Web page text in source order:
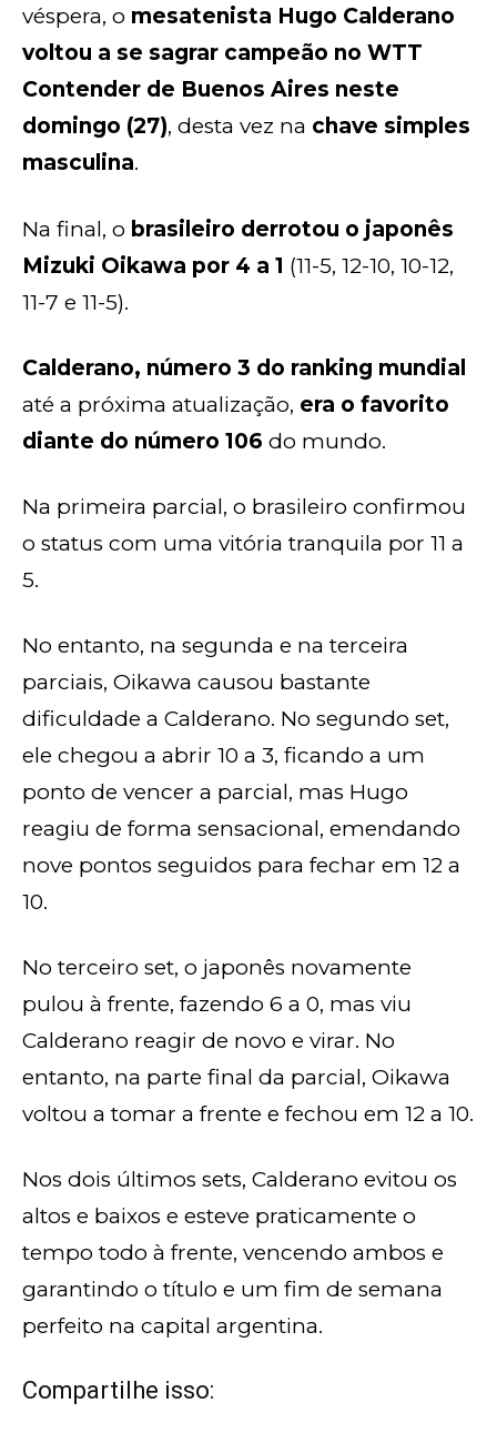
véspera, o mesatenista Hugo Calderano
voltou a se sagrar campeão no WTT
Contender de Buenos Aires neste
domingo (27), desta vez na chave simples
masculina.
Na final, o brasileiro derrotou o japonês
Mizuki Oikawa por 4 a 1 (11-5, 12-10, 10-12,
11-7 e 11-5).
Calderano, número 3 do ranking mundial
até a próxima atualização, era o favorito
diante do número 106 do mundo.
Na primeira parcial, o brasileiro confirmou
o status com uma vitória tranquila por 11 a
5.
No entanto, na segunda e na terceira
parciais, Oikawa causou bastante
dificuldade a Calderano. No segundo set,
ele chegou a abrir 10 a 3, ficando a um
ponto de vencer a parcial, mas Hugo
reagiu de forma sensacional, emendando
nove pontos seguidos para fechar em 12 a
10.
No terceiro set, o japonês novamente
pulou à frente, fazendo 6 a 0, mas viu
Calderano reagir de novo e virar. No
entanto, na parte final da parcial, Oikawa
voltou a tomar a frente e fechou em 12 a 10.
Nos dois últimos sets, Calderano evitou os
altos e baixos e esteve praticamente o
tempo todo à frente, vencendo ambos e
garantindo o título e um fim de semana
perfeito na capital argentina.
Compartilhe isso: